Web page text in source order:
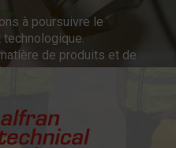
à poursuivre le
de produits et de